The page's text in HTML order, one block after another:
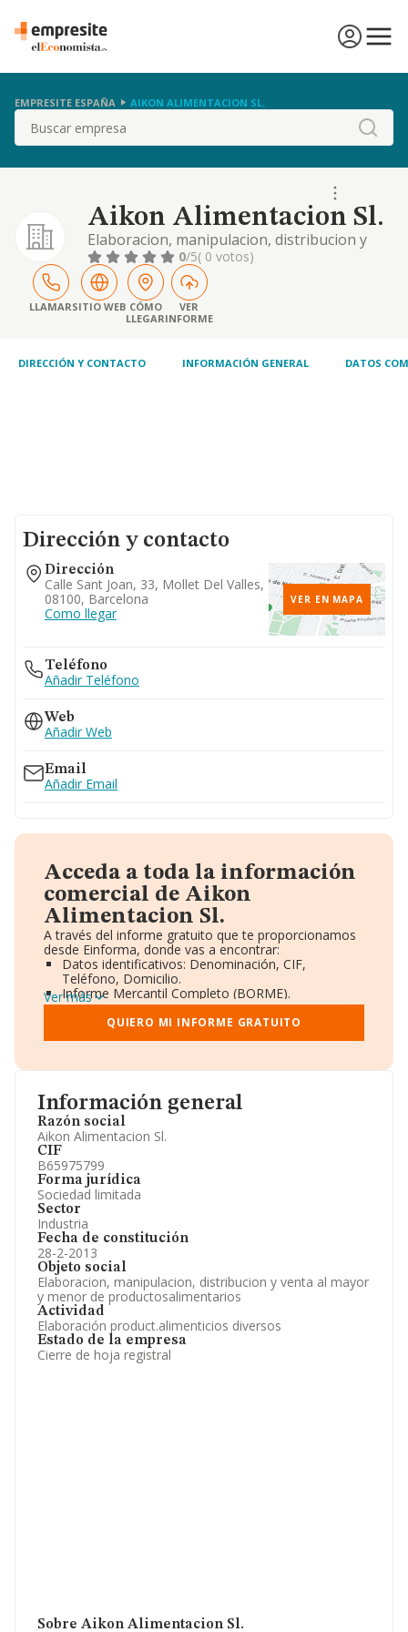
EMPRESITE ESPAÑA AIKON ALIMENTACION SL.
Buscar
Aikon Alimentacion Sl.
Elaboracion, manipulacion, distribucion y
venta al mayor y menor de
productosalimentarios
0/5( 0 votos)
LLAMARSITIO WEB CÓMO
LLEGAR
VER
INFORME
DIRECCIÓN Y CONTACTO INFORMACIÓN GENERAL DATOS
Información general
Razón social
Aikon Alimentacion Sl.
CIF
B65975799
Forma jurídica
Sociedad limitada
Sector
Industria
Fecha de constitución
28-2-2013
Objeto social
Elaboracion, manipulacion, distribucion y venta al mayor
y menor de productosalimentarios
Actividad
Elaboración product.alimenticios diversos
Estado de la empresa
Cierre de hoja registral
Sobre Aikon Alimentacion Sl.
Dirección y contacto
Dirección
Calle Sant Joan, 33, Mollet Del Valles,
08100, Barcelona
Como llegar
VER EN MAPA
Teléfono
Añadir Teléfono
Web
Añadir Web
Email
Añadir Email
Acceda a toda la información
comercial de Aikon
Alimentacion Sl.
A través del informe gratuito que te proporcionamos
desde Einforma, donde vas a encontrar:
Datos identificativos: Denominación, CIF,
Teléfono, Domicilio.
Informe Mercantil Completo (BORME).
Gráficos de Evolución Ventas y Empleados.
Consejo de Administración y Administradores.
Directivos y Ejecutivos.
Información oficial y registral complementaria.
Ver más
QUIERO MI INFORME GRATUITO